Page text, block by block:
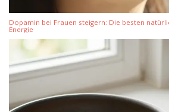
Dopamin bei Frauen steigern: Die besten
Energie